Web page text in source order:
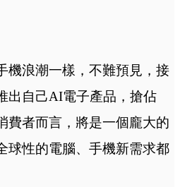
機浪潮一樣，不難預見，接
出自己AI電子產品，搶佔
費者而言，將是一個龐大的
球性的電腦、手機新需求都